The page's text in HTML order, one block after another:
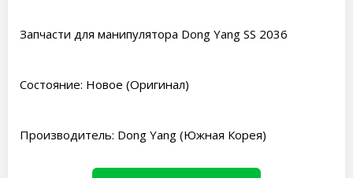
Запчасти для манипулятора Dong Yang SS 2036
Состояние: Новое (Оригинал)
Производитель: Dong Yang (Южная Корея)